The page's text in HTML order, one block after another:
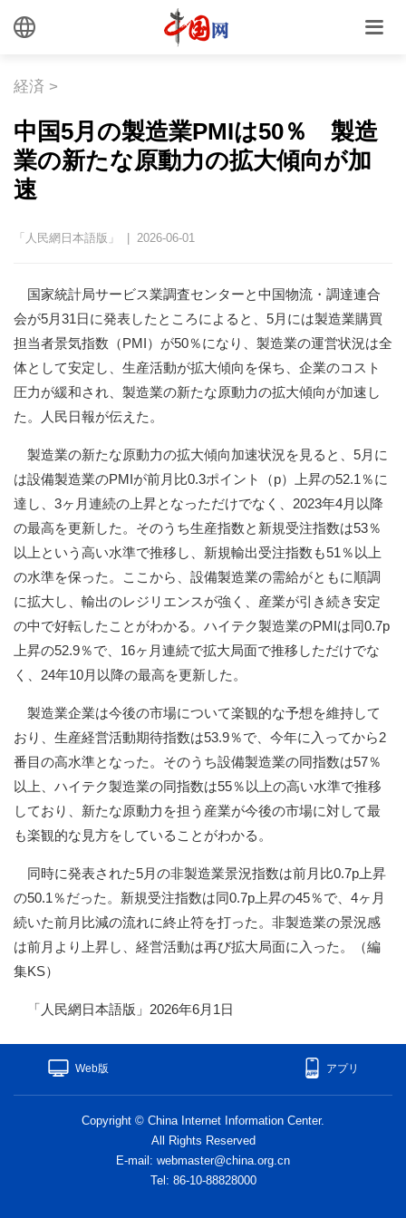
経済 >
中国5月の製造業PMIは50％ 製造
業の新たな原動力の拡大傾向が加
速
「人民網日本語版」 | 2026-06-01
国家統計局サービス業調査センターと中国物流・調達連合
会が5月31日に発表したところによると、5月には製造業購買
担当者景気指数（PMI）が50％になり、製造業の運営状況は全
体として安定し、生産活動が拡大傾向を保ち、企業のコスト
圧力が緩和され、製造業の新たな原動力の拡大傾向が加速し
た。人民日報が伝えた。
製造業の新たな原動力の拡大傾向加速状況を見ると、5月に
は設備製造業のPMIが前月比0.3ポイント（p）上昇の52.1％に
達し、3ヶ月連続の上昇となっただけでなく、2023年4月以降
の最高を更新した。そのうち生産指数と新規受注指数は53％
以上という高い水準で推移し、新規輸出受注指数も51％以上
の水準を保った。ここから、設備製造業の需給がともに順調
に拡大し、輸出のレジリエンスが強く、産業が引き続き安定
の中で好転したことがわかる。ハイテク製造業のPMIは同0.7p
上昇の52.9％で、16ヶ月連続で拡大局面で推移しただけでな
く、24年10月以降の最高を更新した。
製造業企業は今後の市場について楽観的な予想を維持して
おり、生産経営活動期待指数は53.9％で、今年に入ってから2
番目の高水準となった。そのうち設備製造業の同指数は57％
以上、ハイテク製造業の同指数は55％以上の高い水準で推移
しており、新たな原動力を担う産業が今後の市場に対して最
も楽観的な見方をしていることがわかる。
同時に発表された5月の非製造業景況指数は前月比0.7p上昇
の50.1％だった。新規受注指数は同0.7p上昇の45％で、4ヶ月
続いた前月比減の流れに終止符を打った。非製造業の景況感
は前月より上昇し、経営活動は再び拡大局面に入った。（編
集KS）
「人民網日本語版」2026年6月1日
Web版 アプリ
Copyright © China Internet Information Center.
All Rights Reserved
E-mail: webmaster@china.org.cn
Tel: 86-10-88828000